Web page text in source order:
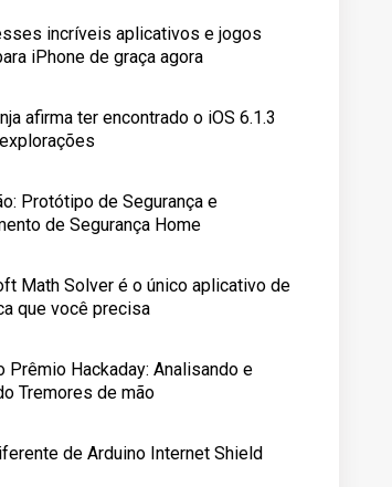
incríveis aplicativos e jogos
iPhone de graça agora
afirma ter encontrado o iOS 6.1.3
Protótipo de Segurança e
de Segurança Home
Math Solver é o único aplicativo de
que você precisa
Prêmio Hackaday: Analisando e
Tremores de mão
de Arduino Internet Shield